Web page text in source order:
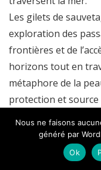
Les gilets de
exploration des
frontières et de
horizons tout en
métaphore de la
protection et source
traitement des
Lorsqu’elles sont
œuvres
référence à la
Nous ne faisons
généré par
Ok